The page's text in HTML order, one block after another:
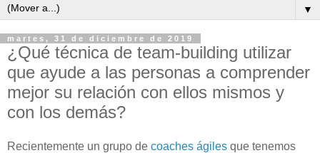
▼
martes, 31 de diciembre de 2019
¿Qué técnica de team-building utilizar
que ayude a las personas a comprender
mejor su relación con ellos mismos y
con los demás?
Recientemente un grupo de coaches ágiles que tenemos